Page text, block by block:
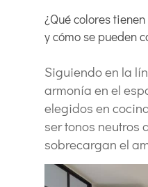
¿Qué colores
y cómo se pueden
Siguiendo en la
armonía en el
elegidos en
ser tonos neutros
sobrecargan el